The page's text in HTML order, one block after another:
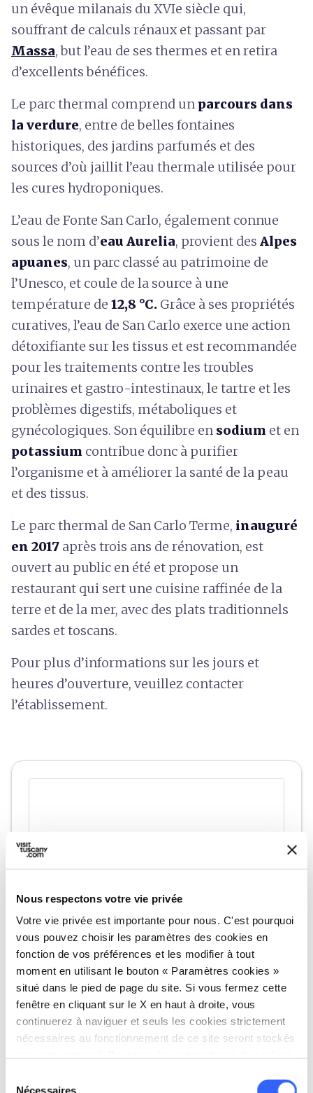
Nous respectons votre vie privée
Votre vie privée est importante pour nous. C'est pourquoi
vous pouvez choisir les paramètres des cookies en
fonction de vos préférences et les modifier à tout
moment en utilisant le bouton « Paramètres cookies »
situé dans le pied de page du site. Si vous fermez cette
fenêtre en cliquant sur le X en haut à droite, vous
continuerez à naviguer et seuls les cookies strictement
nécessaires au fonctionnement de ce site seront stockés
Nécessaires
un évêque milanais du XVIe siècle qui,
souffrant de calculs rénaux et passant par
Massa, but l’eau de ses thermes et en retira
d’excellents bénéfices.
Le parc thermal comprend un parcours dans
la verdure, entre de belles fontaines
historiques, des jardins parfumés et des
sources d’où jaillit l’eau thermale utilisée pour
les cures hydroponiques.
L’eau de Fonte San Carlo, également connue
sous le nom d’eau Aurelia, provient des Alpes
apuanes, un parc classé au patrimoine de
l’Unesco, et coule de la source à une
température de 12,8 °C. Grâce à ses propriétés
curatives, l’eau de San Carlo exerce une action
détoxifiante sur les tissus et est recommandée
pour les traitements contre les troubles
urinaires et gastro-intestinaux, le tartre et les
problèmes digestifs, métaboliques et
gynécologiques. Son équilibre en sodium et en
potassium contribue donc à purifier
l’organisme et à améliorer la santé de la peau
et des tissus.
Le parc thermal de San Carlo Terme, inauguré
en 2017 après trois ans de rénovation, est
ouvert au public en été et propose un
restaurant qui sert une cuisine raffinée de la
terre et de la mer, avec des plats traditionnels
sardes et toscans.
Pour plus d’informations sur les jours et
heures d’ouverture, veuillez contacter
l’établissement.
directions
Informations
home Où